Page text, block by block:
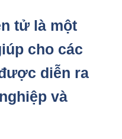
tử là một
cho các
diễn ra
và